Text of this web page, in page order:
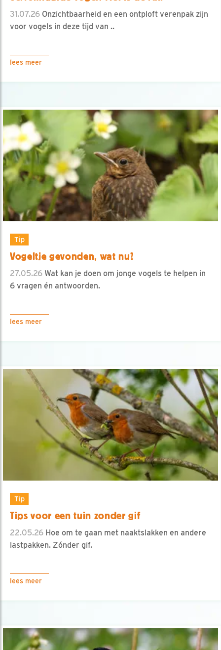
31.07.26 Onzichtbaarheid en een ontploft verenpak zijn
voor vogels in deze tijd van ..
lees meer
Tip
Vogeltje gevonden, wat nu?
27.05.26 Wat kan je doen om jonge vogels te helpen in
6 vragen én antwoorden.
lees meer
Tip
Tips voor een tuin zonder gif
22.05.26 Hoe om te gaan met naaktslakken en andere
lastpakken. Zónder gif.
lees meer